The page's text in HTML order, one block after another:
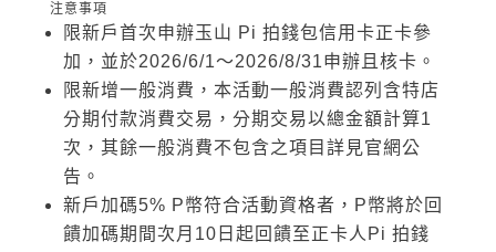
注意事項
限新戶首次申辦玉山 Pi 拍錢包信用卡正卡參
加，並於2026/6/1～2026/8/31申辦且核卡。
限新增一般消費，本活動一般消費認列含特店
分期付款消費交易，分期交易以總金額計算1
次，其餘一般消費不包含之項目詳見官網公
告。
新戶加碼5% P幣符合活動資格者，P幣將於回
饋加碼期間次月10日起回饋至正卡人Pi 拍錢